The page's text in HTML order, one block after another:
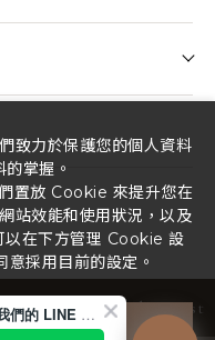
Design by iBest
致力於保護您的個人資料
掌握。
置放 Cookie 來提升您在
站效能和使用狀況，以及
以在下方管理 Cookie 設
採用目前的設定。
歡迎訂閱我們的 LINE 官方帳號